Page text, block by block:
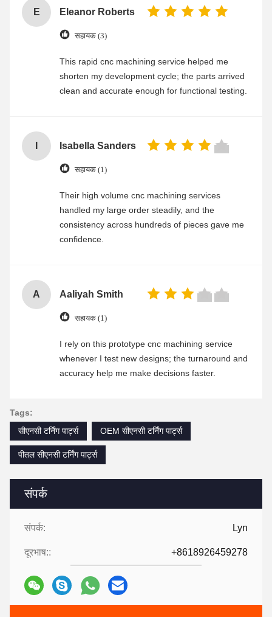
संपर्क
संपर्क: Lyn
दूरभाष:: +8618926459278
E Eleanor Roberts
सहायक (3)
This rapid cnc machining service helped me
shorten my development cycle; the parts arrived
clean and accurate enough for functional testing.
Isabella Sanders
सहायक (1)
Their high volume cnc machining services
handled my large order steadily, and the
consistency across hundreds of pieces gave me
confidence.
A Aaliyah Smith
सहायक (1)
I rely on this prototype cnc machining service
whenever I test new designs; the turnaround and
accuracy help me make decisions faster.
Tags:
सीएनसी टर्निंग पार्ट्स
OEM सीएनसी टर्निंग पार्ट्स
पीतल सीएनसी टर्निंग पार्ट्स